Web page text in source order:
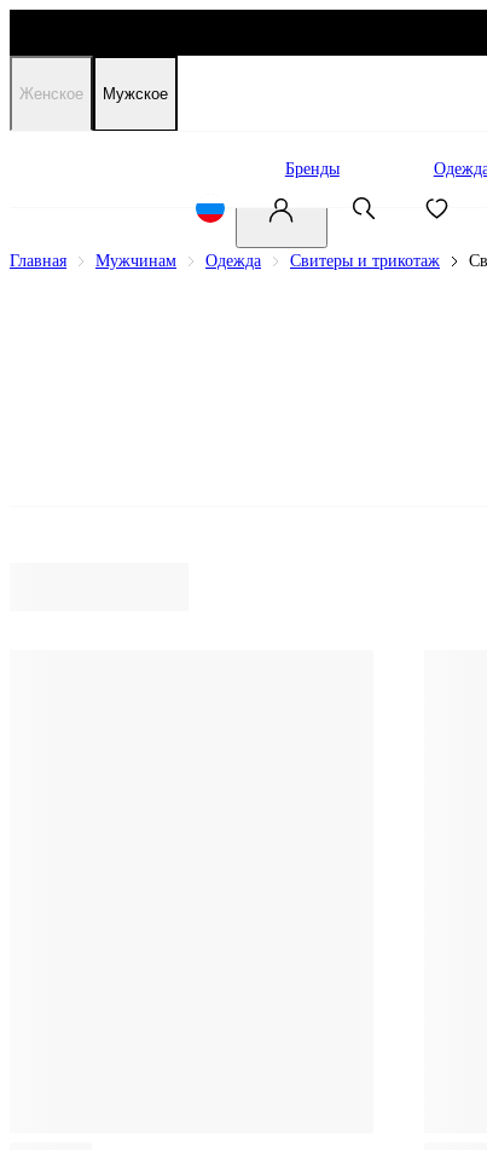
Женское Мужское
Бренды
Главная Мужчинам Одежда Свитеры и трикотаж